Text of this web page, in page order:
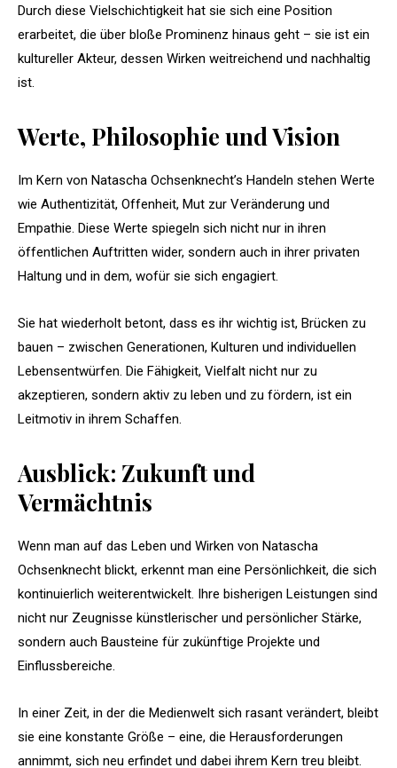
Durch diese Vielschichtigkeit hat sie sich eine Position
erarbeitet, die über bloße Prominenz hinaus geht – sie ist ein
kultureller Akteur, dessen Wirken weitreichend und nachhaltig
ist.
Werte, Philosophie und Vision
Im Kern von Natascha Ochsenknecht’s Handeln stehen Werte
wie Authentizität, Offenheit, Mut zur Veränderung und
Empathie. Diese Werte spiegeln sich nicht nur in ihren
öffentlichen Auftritten wider, sondern auch in ihrer privaten
Haltung und in dem, wofür sie sich engagiert.
Sie hat wiederholt betont, dass es ihr wichtig ist, Brücken zu
bauen – zwischen Generationen, Kulturen und individuellen
Lebensentwürfen. Die Fähigkeit, Vielfalt nicht nur zu
akzeptieren, sondern aktiv zu leben und zu fördern, ist ein
Leitmotiv in ihrem Schaffen.
Ausblick: Zukunft und
Vermächtnis
Wenn man auf das Leben und Wirken von Natascha
Ochsenknecht blickt, erkennt man eine Persönlichkeit, die sich
kontinuierlich weiterentwickelt. Ihre bisherigen Leistungen sind
nicht nur Zeugnisse künstlerischer und persönlicher Stärke,
sondern auch Bausteine für zukünftige Projekte und
Einflussbereiche.
In einer Zeit, in der die Medienwelt sich rasant verändert, bleibt
sie eine konstante Größe – eine, die Herausforderungen
annimmt, sich neu erfindet und dabei ihrem Kern treu bleibt.